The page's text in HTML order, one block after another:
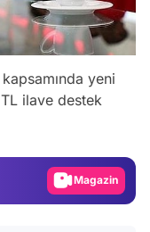
yeni
ilave destek
Video